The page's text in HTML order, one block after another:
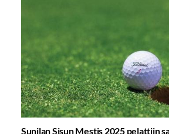
Sunilan Sisun Mestis 2025 pelattiin